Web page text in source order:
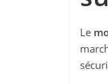
Le